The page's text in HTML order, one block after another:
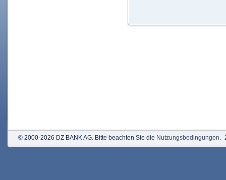
© 2000-2026 DZ BANK AG. Bitte beachten Sie die Nutzungsbedingungen.